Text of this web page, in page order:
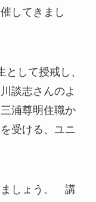
してきまし
して授戒し、
談志さんのよ
浦尊明住職か
受ける、ユニ
ましょう。 講